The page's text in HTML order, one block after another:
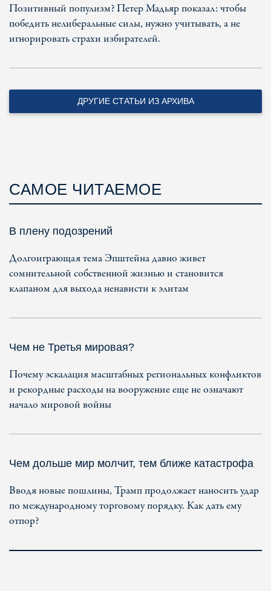
Позитивный популизм? Петер Мадьяр показал: чтобы
победить нелиберальные силы, нужно учитывать, а не
игнорировать страхи избирателей.
ДРУГИЕ СТАТЬИ ИЗ АРХИВА
САМОЕ ЧИТАЕМОЕ
В плену подозрений
Долгоиграющая тема Эпштейна давно живет
сомнительной собственной жизнью и становится
клапаном для выхода ненависти к элитам
Чем не Третья мировая?
Почему эскалация масштабных региональных конфликтов
и рекордные расходы на вооружение еще не означают
начало мировой войны
Чем дольше мир молчит, тем ближе катастрофа
Вводя новые пошлины, Трамп продолжает наносить удар
по международному торговому порядку. Как дать ему
отпор?